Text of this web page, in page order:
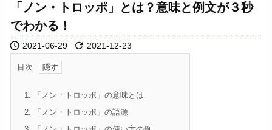
「ノン・トロッポ」とは？意味と例文が３秒
でわかる！
 2021-06-29  2021-12-23
目次
1. 「ノン・トロッポ」の意味とは
2. 「ノン・トロッポ」の語源